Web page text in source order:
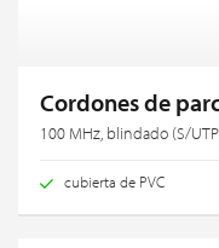
Cordones de
100 MHz, blindado (S/
cubierta de PVC